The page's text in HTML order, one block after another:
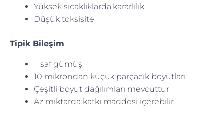
Yüksek sıcaklıklarda kararlılık
Düşük toksisite
Tipik Bileşim
+ saf gümüş
10 mikrondan küçük parçacık boyutları
Çeşitli boyut dağılımları mevcuttur
Az miktarda katkı maddesi içerebilir